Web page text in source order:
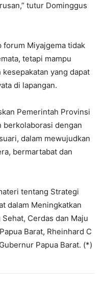
tutur Dominggus
forum Miyajgema tidak
tetapi mampu
yang dapat
di lapangan.
Pemerintah Provinsi
berkolaborasi dengan
dalam mewujudkan
bermartabat dan
tentang Strategi
dalam Meningkatkan
Cerdas dan Maju
Barat, Rheinhard C
Papua Barat. (*)